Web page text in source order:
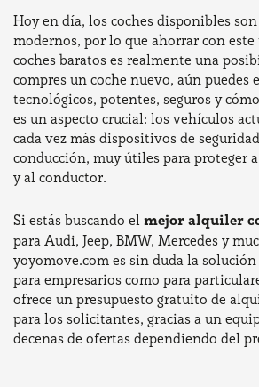
Hoy en día, los coches disponibles
modernos, por lo que ahorrar con
coches baratos es realmente una
compres un coche nuevo, aún puedes
tecnológicos, potentes, seguros y
es un aspecto crucial: los vehículos
cada vez más dispositivos de
conducción, muy útiles para proteger
y al conductor.
Si estás buscando el mejor alquiler
para Audi, Jeep, BMW, Mercedes y
yoyomove.com es sin duda la
para empresarios como para
ofrece un presupuesto gratuito de
para los solicitantes, gracias a un
decenas de ofertas dependiendo del